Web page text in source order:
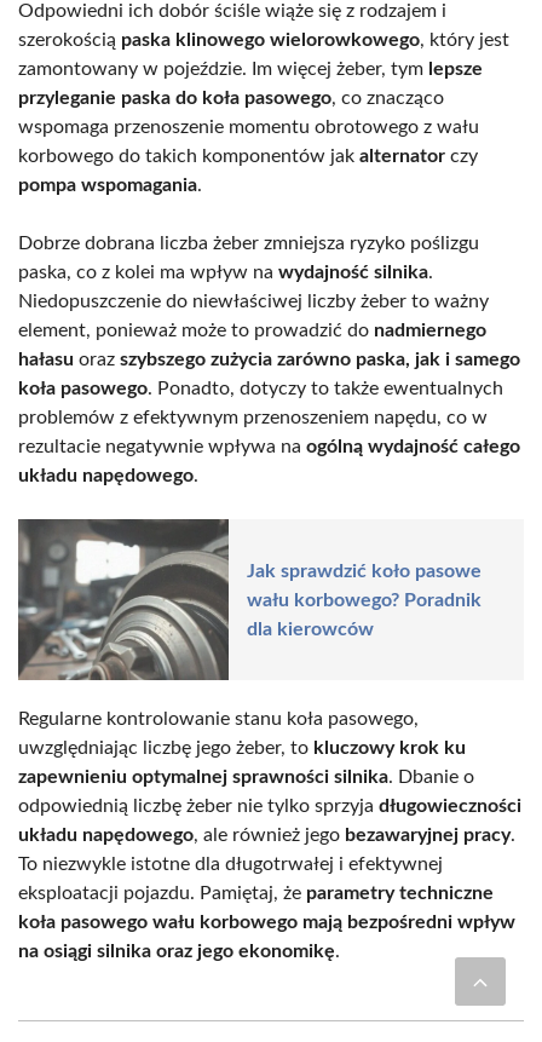
Odpowiedni ich dobór ściśle wiąże się z rodzajem i
szerokością paska klinowego wielorowkowego, który jest
zamontowany w pojeździe. Im więcej żeber, tym lepsze
przyleganie paska do koła pasowego, co znacząco
wspomaga przenoszenie momentu obrotowego z wału
korbowego do takich komponentów jak alternator czy
pompa wspomagania.
Dobrze dobrana liczba żeber zmniejsza ryzyko poślizgu
paska, co z kolei ma wpływ na wydajność silnika.
Niedopuszczenie do niewłaściwej liczby żeber to ważny
element, ponieważ może to prowadzić do nadmiernego
hałasu oraz szybszego zużycia zarówno paska, jak i samego
koła pasowego. Ponadto, dotyczy to także ewentualnych
problemów z efektywnym przenoszeniem napędu, co w
rezultacie negatywnie wpływa na ogólną wydajność całego
układu napędowego.
Jak sprawdzić koło pasowe
wału korbowego? Poradnik
dla kierowców
Regularne kontrolowanie stanu koła pasowego,
uwzględniając liczbę jego żeber, to kluczowy krok ku
zapewnieniu optymalnej sprawności silnika. Dbanie o
odpowiednią liczbę żeber nie tylko sprzyja długowieczności
układu napędowego, ale również jego bezawaryjnej pracy.
To niezwykle istotne dla długotrwałej i efektywnej
eksploatacji pojazdu. Pamiętaj, że parametry techniczne
koła pasowego wału korbowego mają bezpośredni wpływ
na osiągi silnika oraz jego ekonomikę.